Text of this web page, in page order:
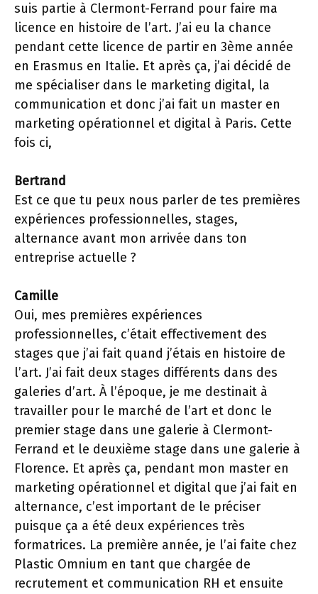
suis partie à Clermont-Ferrand pour faire ma
licence en histoire de l’art. J’ai eu la chance
pendant cette licence de partir en 3ème année
en Erasmus en Italie. Et après ça, j’ai décidé de
me spécialiser dans le marketing digital, la
communication et donc j’ai fait un master en
marketing opérationnel et digital à Paris. Cette
fois ci,
Bertrand
Est ce que tu peux nous parler de tes premières
expériences professionnelles, stages,
alternance avant mon arrivée dans ton
entreprise actuelle ?
Camille
Oui, mes premières expériences
professionnelles, c’était effectivement des
stages que j’ai fait quand j’étais en histoire de
l’art. J’ai fait deux stages différents dans des
galeries d’art. À l’époque, je me destinait à
travailler pour le marché de l’art et donc le
premier stage dans une galerie à Clermont-
Ferrand et le deuxième stage dans une galerie à
Florence. Et après ça, pendant mon master en
marketing opérationnel et digital que j’ai fait en
alternance, c’est important de le préciser
puisque ça a été deux expériences très
formatrices. La première année, je l’ai faite chez
Plastic Omnium en tant que chargée de
recrutement et communication RH et ensuite